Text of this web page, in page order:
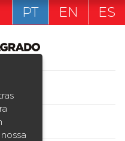
e MBA
PT EN ES